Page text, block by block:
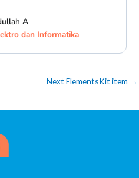
A
dan Informatika
Next ElementsKit item →